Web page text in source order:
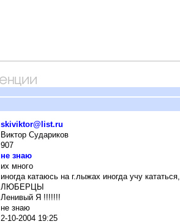
skiviktor@list.ru
Виктор Судариков
907
не знаю
их много
иногда катаюсь на г.лыжах иногда учу кататься,
ЛЮБЕРЦЫ
Ленивый Я !!!!!!!
не знаю
2-10-2004 19:25